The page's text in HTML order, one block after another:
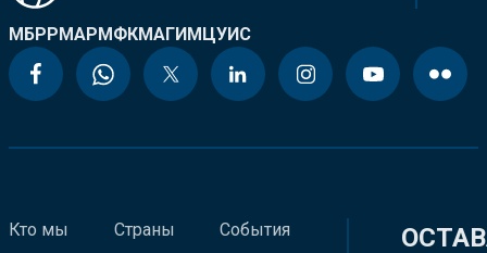
МБРРМАРМФКМАГИМЦУИС
Кто мы Страны События